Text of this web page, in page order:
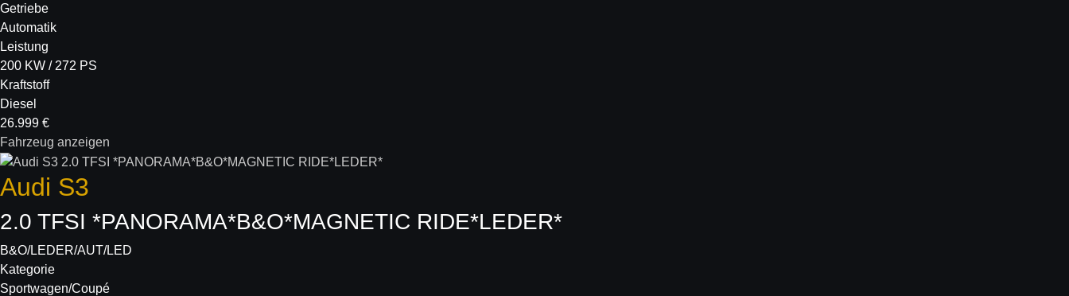
Getriebe
Automatik
Leistung
200 KW / 272 PS
Kraftstoff
Diesel
26.999 €
Fahrzeug anzeigen
Audi S3
2.0 TFSI *PANORAMA*B&O*MAGNETIC RIDE*LEDER*
B&O/LEDER/AUT/LED
Kategorie
Sportwagen/Coupé